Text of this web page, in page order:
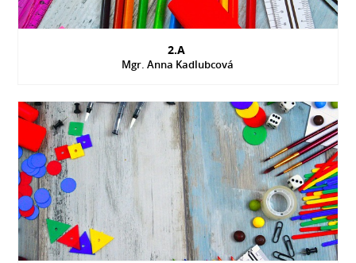
2.A
Mgr. Anna Kadlubcová